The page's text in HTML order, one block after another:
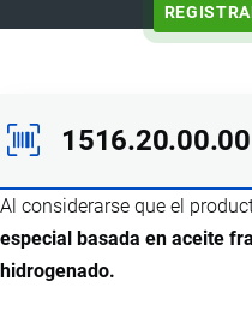
1516.20.00.00
Al considerarse que el
especial basada en aceite
hidrogenado.